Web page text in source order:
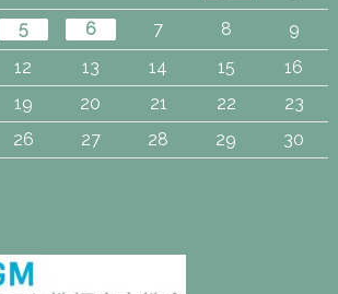
5 6 7 8
9
12 13 14 15
16
19 20 21 22
23
26 27 28 29
30